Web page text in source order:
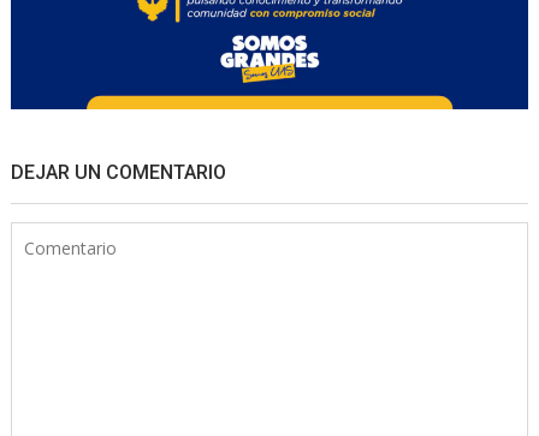
DEJAR UN COMENTARIO